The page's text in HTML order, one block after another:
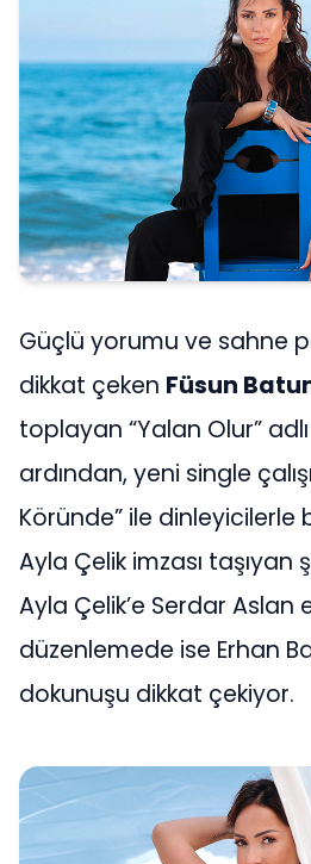
Güçlü yorumu ve sahne
dikkat çeken Füsun
toplayan “Yalan Olur” adlı
ardından, yeni single
Köründe” ile dinleyicilerle
Ayla Çelik imzası taşıyan
Ayla Çelik’e Serdar Aslan
düzenlemede ise Erhan
dokunuşu dikkat çekiyor.